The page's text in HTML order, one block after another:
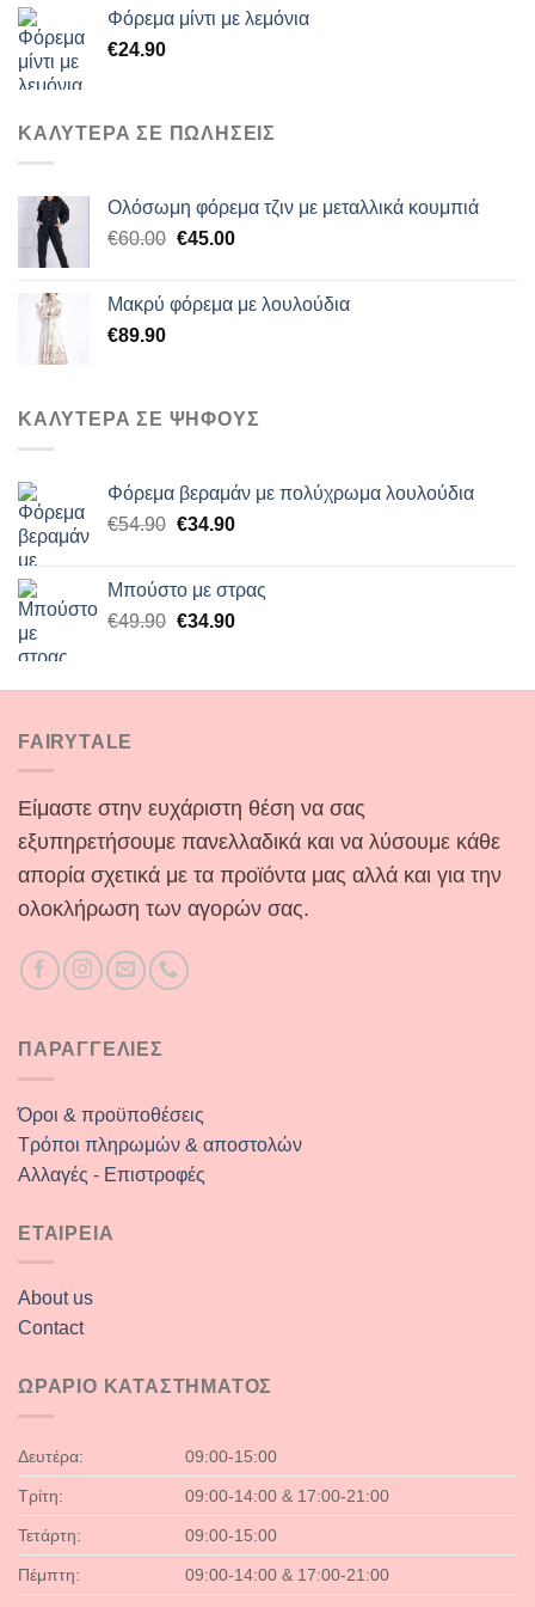
Φόρεμα μίντι με λεμόνια
€24.90
ΚΑΛΥΤΕΡΑ ΣΕ ΠΩΛΗΣΕΙΣ
Ολόσωμη φόρεμα τζιν με μεταλλικά κουμπιά
€60.00 Original
€60.00.
€45.00Η
είναι:
Μακρύ φόρεμα με λουλούδια
€89.90
ΚΑΛΥΤΕΡΑ ΣΕ ΨΗΦΟΥΣ
Φόρεμα βεραμάν με πολύχρωμα λουλούδια
€54.90 Original
€54.90.
€34.90Η
είναι:
€34.90.
Μπούστο με στρας
€49.90 Original
€49.90.
€34.90Η
είναι:
FAIRYTALE
Είμαστε στην ευχάριστη θέση να σας
εξυπηρετήσουμε πανελλαδικά και να λύσουμε κάθε
απορία σχετικά με τα προϊόντα μας αλλά και για την
ολοκλήρωση των αγορών σας.
ΠΑΡΑΓΓΕΛΙΕΣ
Όροι & προϋποθέσεις
Τρόποι πληρωμών & αποστολών
Αλλαγές - Επιστροφές
ΕΤΑΙΡΕΙΑ
About us
Contact
ΩΡΑΡΙΟ ΚΑΤΑΣΤΗΜΑΤΟΣ
Δευτέρα: 09:00-15:00
Τρίτη: 09:00-14:00 & 17:00-21:00
Τετάρτη: 09:00-15:00
Πέμπτη: 09:00-14:00 & 17:00-21:00